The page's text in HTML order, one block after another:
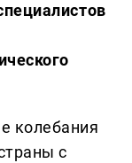
колебания
с